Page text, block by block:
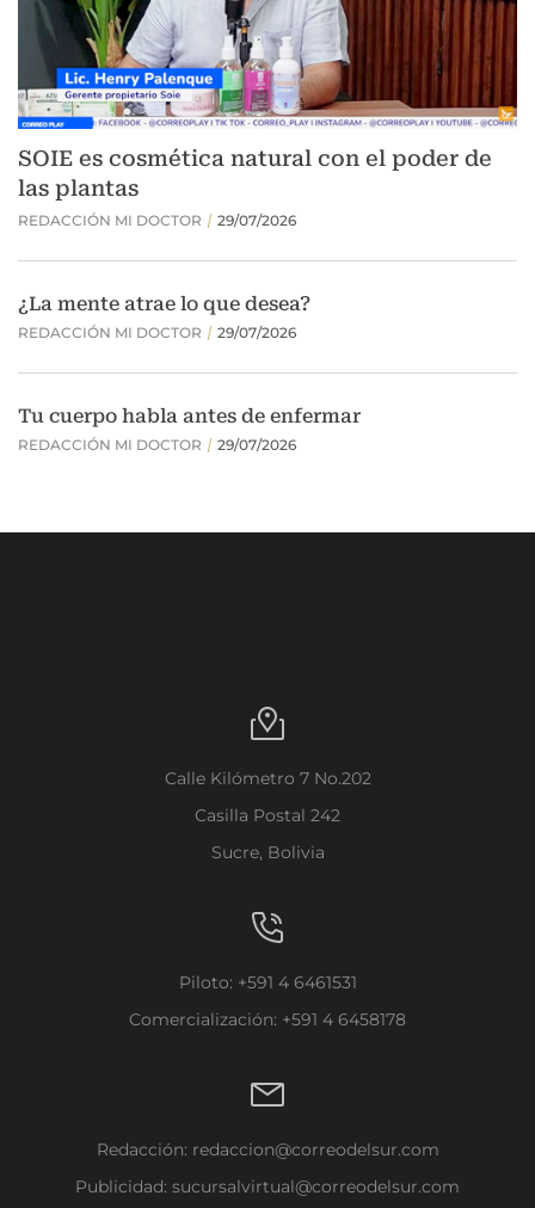
Calle Kilómetro 7 No.202
Casilla Postal 242
Sucre, Bolivia
Piloto: +591 4 6461531
Comercialización: +591 4 6458178
Redacción: redaccion@correodelsur.com
Publicidad: sucursalvirtual@correodelsur.com